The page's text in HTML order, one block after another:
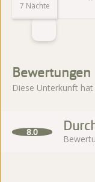
7 Nächte
Bewertungen
Diese Unterkunft
8.0